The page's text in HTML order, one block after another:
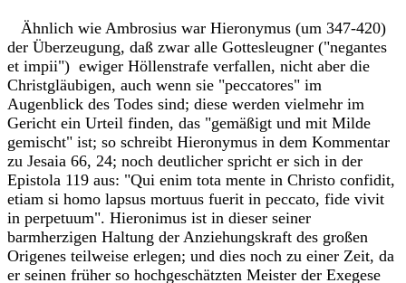
Ähnlich wie Ambrosius war Hieronymus (um 347-420)
der Überzeugung, daß zwar alle Gottesleugner ("negantes
et impii") ewiger Höllenstrafe verfallen, nicht aber die
Christgläubigen, auch wenn sie "peccatores" im
Augenblick des Todes sind; diese werden vielmehr im
Gericht ein Urteil finden, das "gemäßigt und mit Milde
gemischt" ist; so schreibt Hieronymus in dem Kommentar
zu Jesaia 66, 24; noch deutlicher spricht er sich in der
Epistola 119 aus: "Qui enim tota mente in Christo confidit,
etiam si homo lapsus mortuus fuerit in peccato, fide vivit
in perpetuum". Hieronimus ist in dieser seiner
barmherzigen Haltung der Anziehungskraft des großen
Origenes teilweise erlegen; und dies noch zu einer Zeit, da
er seinen früher so hochgeschätzten Meister der Exegese